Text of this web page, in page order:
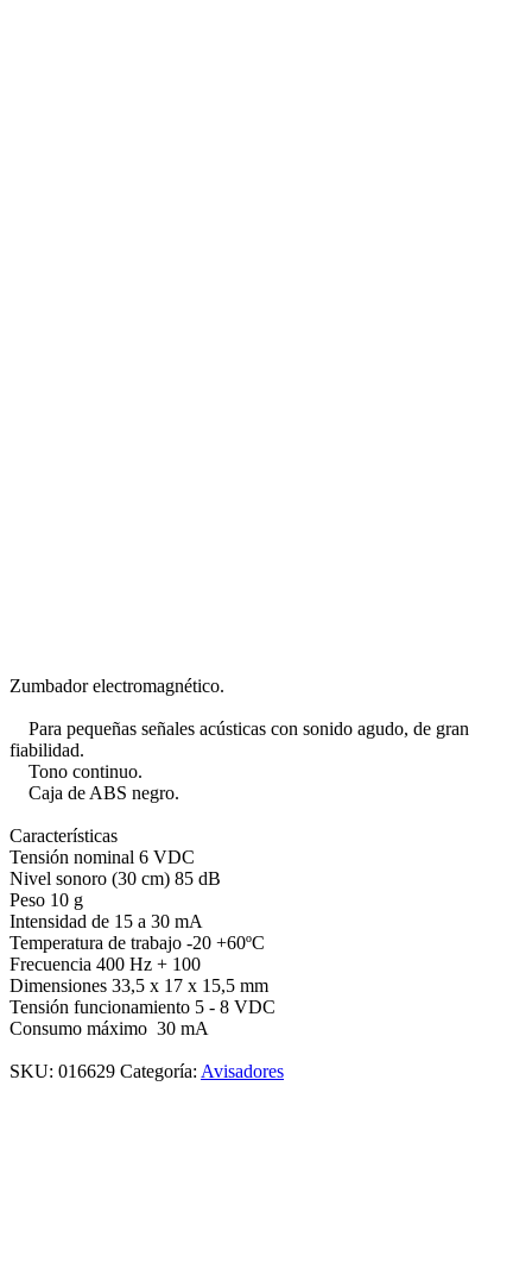
Zumbador electromagnético.
Para pequeñas señales acústicas con sonido agudo, de gran
fiabilidad.
Tono continuo.
Caja de ABS negro.
Características
Tensión nominal 6 VDC
Nivel sonoro (30 cm) 85 dB
Peso 10 g
Intensidad de 15 a 30 mA
Temperatura de trabajo -20 +60ºC
Frecuencia 400 Hz + 100
Dimensiones 33,5 x 17 x 15,5 mm
Tensión funcionamiento 5 - 8 VDC
Consumo máximo 30 mA
SKU: 016629 Categoría: Avisadores